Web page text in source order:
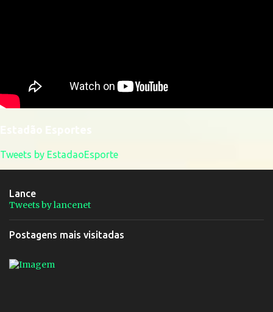
Tweets by EstadaoEsporte
Lance
Tweets by lancenet
Postagens mais visitadas